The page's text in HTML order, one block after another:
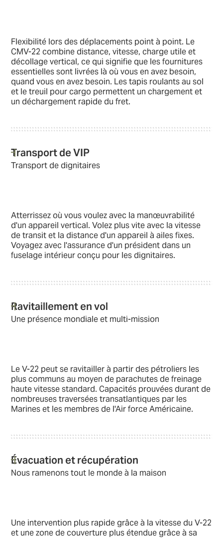
Flexibilité lors des déplacements point à point. Le
CMV-22 combine distance, vitesse, charge utile et
décollage vertical, ce qui signifie que les fournitures
essentielles sont livrées là où vous en avez besoin,
quand vous en avez besoin. Les tapis roulants au sol
et le treuil pour cargo permettent un chargement et
un déchargement rapide du fret.
Transport de VIP
Transport de dignitaires
Atterrissez où vous voulez avec la manœuvrabilité
d'un appareil vertical. Volez plus vite avec la vitesse
de transit et la distance d'un appareil à ailes fixes.
Voyagez avec l'assurance d'un président dans un
fuselage intérieur conçu pour les dignitaires.
Ravitaillement en vol
Une présence mondiale et multi-mission
Le V-22 peut se ravitailler à partir des pétroliers les
plus communs au moyen de parachutes de freinage
haute vitesse standard. Capacités prouvées durant de
nombreuses traversées transatlantiques par les
Marines et les membres de l'Air force Américaine.
Évacuation et récupération
Nous ramenons tout le monde à la maison
Une intervention plus rapide grâce à la vitesse du V-22
et une zone de couverture plus étendue grâce à sa